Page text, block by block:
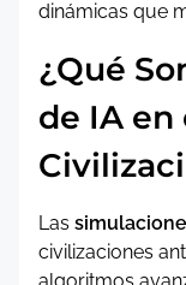
dinámicas que
¿Qué
de IA en
Las
civilizaciones